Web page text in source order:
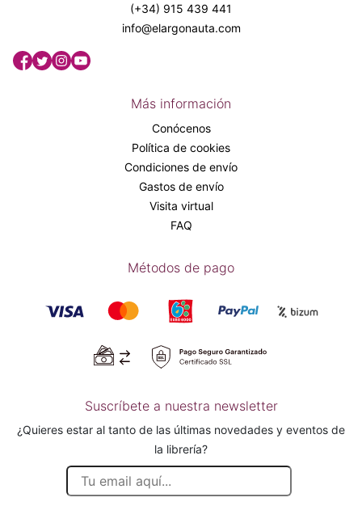
(+34) 915 439 441
info@elargonauta.com
Más información
Conócenos
Política de cookies
Condiciones de envío
Gastos de envío
Visita virtual
FAQ
Métodos de pago
Suscríbete a nuestra newsletter
¿Quieres estar al tanto de las últimas novedades y eventos de
la librería?